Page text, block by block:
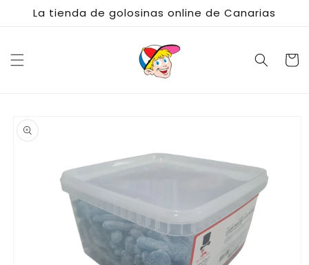
directamente
La tienda de golosinas online de Canarias
Carrito
a la
información